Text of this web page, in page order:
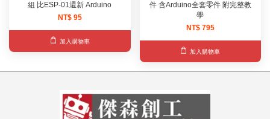
組 比ESP-01還新 Arduino
NT$ 95
加入購物車
件 含Arduino全套零件 附完整教
學
NT$ 795
加入購物車